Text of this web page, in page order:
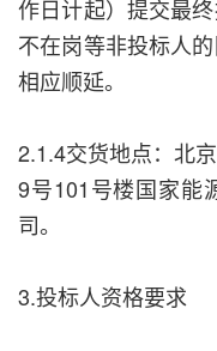
作日计起）提交最
不在岗等非投标人
相应顺延。
2.1.4交货地点：北
9号101号楼国家能
司。
3.投标人资格要求